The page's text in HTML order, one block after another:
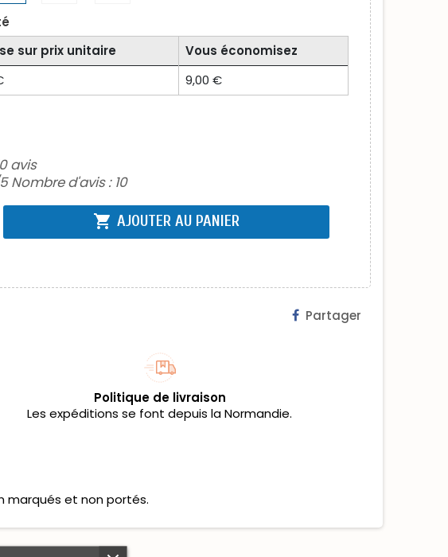
sur prix unitaire
Vous économisez
9,00 €
avis
Nombre d'avis : 10
shopping_cart AJOUTER AU PANIER
Partager
Politique de livraison
Les expéditions se font depuis la Normandie.
marqués et non portés.